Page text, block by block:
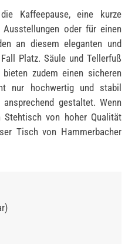
Kaffeepause, eine kurze
oder für einen
an diesem eleganten und
Platz. Säule und Tellerfuß
zudem einen sicheren
nur hochwertig und stabil
gestaltet. Wenn
Stehtisch von hoher Qualität
Tisch von Hammerbacher